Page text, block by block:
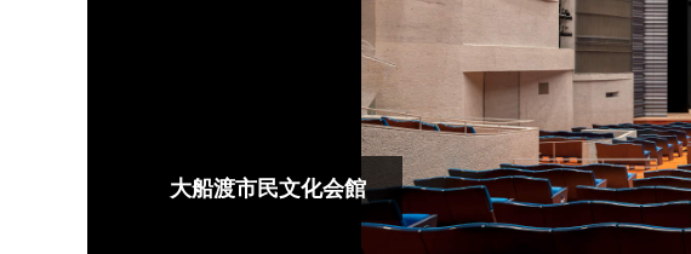
大船渡市民文化会館